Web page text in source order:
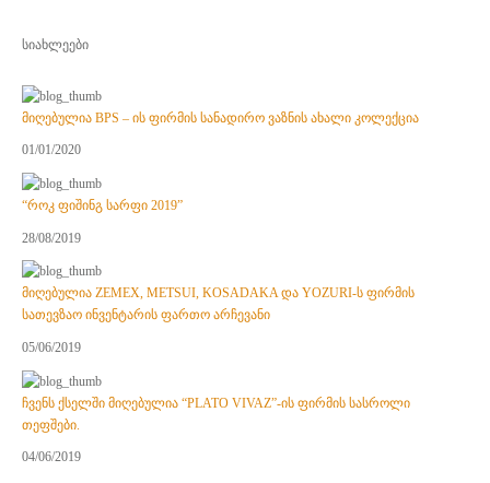
სიახლეები
მიღებულია BPS – ის ფირმის სანადირო ვაზნის ახალი კოლექცია
01/01/2020
“როკ ფიშინგ სარფი 2019”
28/08/2019
მიღებულია ZEMEX, METSUI, KOSADAKA და YOZURI-ს ფირმის
სათევზაო ინვენტარის ფართო არჩევანი
05/06/2019
ჩვენს ქსელში მიღებულია “PLATO VIVAZ”-ის ფირმის სასროლი
თეფშები.
04/06/2019